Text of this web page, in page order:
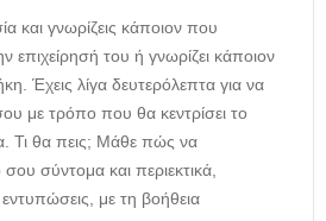
και γνωρίζεις κάποιον που
επιχείρησή του ή γνωρίζει κάποιον
Έχεις λίγα δευτερόλεπτα για να
με τρόπο που θα κεντρίσει το
Τι θα πεις; Μάθε πώς να
σύντομα και περιεκτικά,
με τη βοήθεια